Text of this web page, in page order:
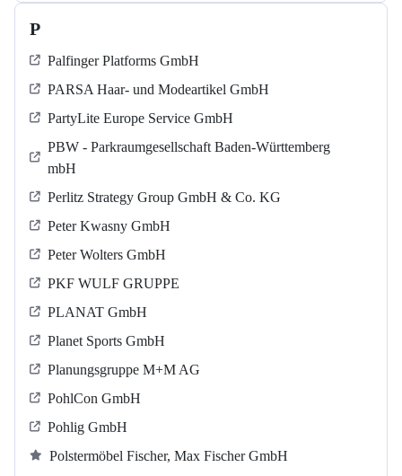
P
Palfinger Platforms GmbH
PARSA Haar- und Modeartikel GmbH
PartyLite Europe Service GmbH
PBW - Parkraumgesellschaft Baden-Württemberg
mbH
Perlitz Strategy Group GmbH & Co. KG
Peter Kwasny GmbH
Peter Wolters GmbH
PKF WULF GRUPPE
PLANAT GmbH
Planet Sports GmbH
Planungsgruppe M+M AG
PohlCon GmbH
Pohlig GmbH
Polstermöbel Fischer, Max Fischer GmbH